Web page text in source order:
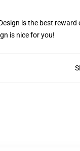
is the best
is nice for you!